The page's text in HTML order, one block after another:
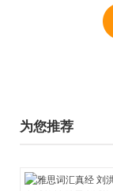
为您推荐